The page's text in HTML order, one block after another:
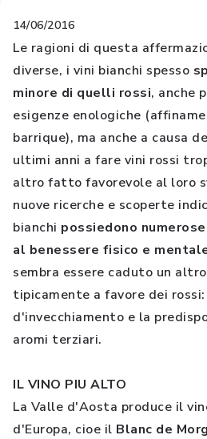
14/06/2016
Le ragioni di questa
diverse, i vini bianchi spesso
minore di quelli rossi, anche
esigenze enologiche
barrique), ma anche a causa
ultimi anni a fare vini rossi
altro fatto favorevole al loro
nuove ricerche e scoperte
bianchi possiedono
al benessere fisico e
sembra essere caduto un
tipicamente a favore dei
d'invecchiamento e la
aromi terziari.
IL VINO PIU ALTO
La Valle d'Aosta produce il
d'Europa, cioe il Blanc de